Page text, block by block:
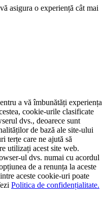
asigura o experiență cât mai
a vă îmbunătăți experiența
cookie-urile clasificate
dvs., deoarece sunt
de bază ale site-ului
terțe care ne ajută să
utilizați acest site web.
ul dvs. numai cu acordul
de a renunța la aceste
aceste cookie-uri poate
Politica de confidențialitate.